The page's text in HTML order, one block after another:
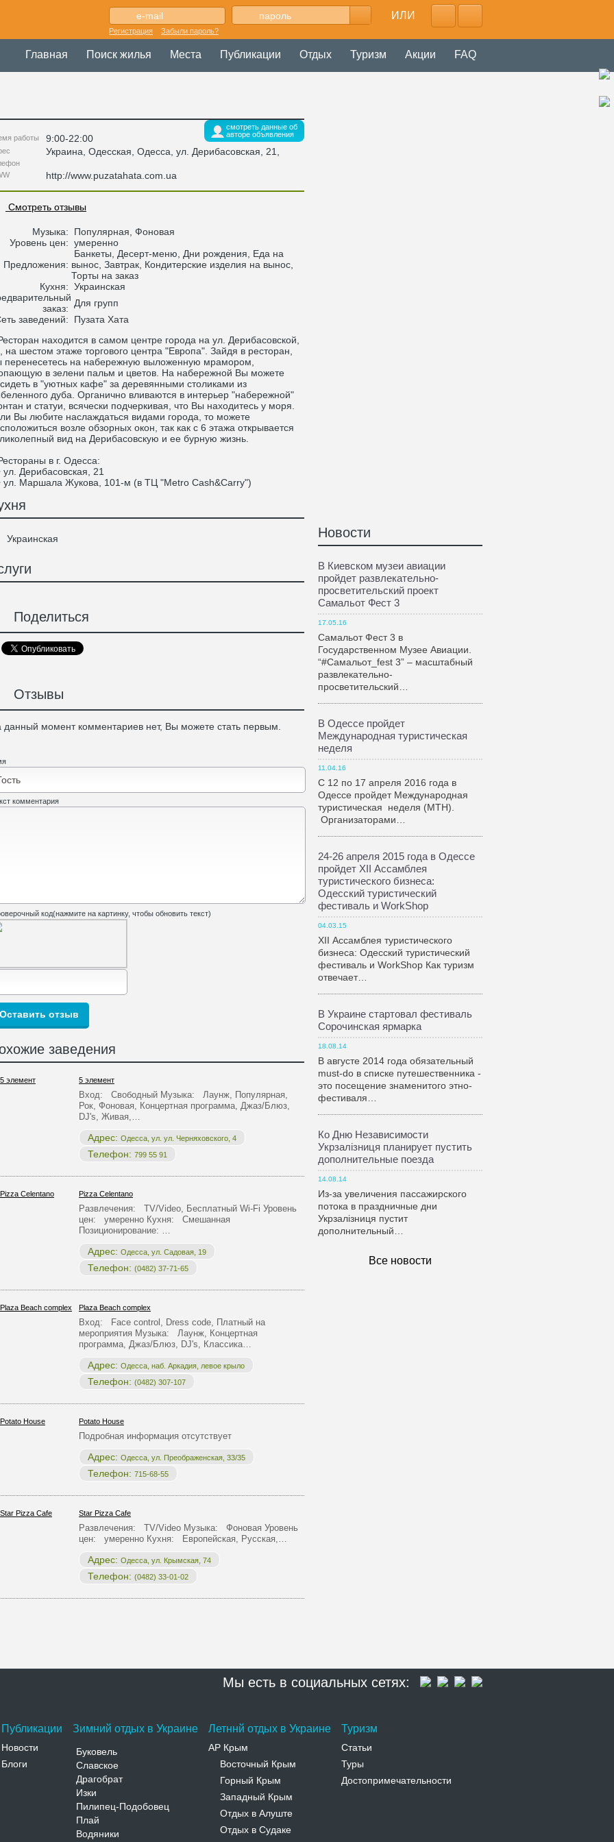
ИЛИ
Регистрация Забыли пароль?
Главная Поиск жилья Места Публикации Отдых Туризм Акции FAQ
смотреть данные об
авторе объявления
работы 9:00-22:00
Украина Одесская , Одесса, ул. Дерибасовская, 21
http://www.puzatahata.com.ua
Смотреть отзывы
Музыка:
Популярная, Фоновая
Уровень цен: умеренно
Предложения:
Банкеты, Десерт-меню, Дни рождения, Еда на
вынос, Завтрак, Кондитерские изделия на вынос,
Торты на заказ
Кухня: Украинская
заказ:
Для групп
заведений:
Пузата Хата
находится в самом центре города на ул. Дерибасовской,
на шестом этаже торгового центра "Европа". Зайдя в ресторан,
перенесетесь на набережную выложенную мрамором,
в зелени пальм и цветов. На набережной Вы можете
в "уютных кафе" за деревянными столиками из
дуба. Органично вливаются в интерьер "набережной"
и статуи, всячески подчеркивая, что Вы находитесь у моря.
Вы любите наслаждаться видами города, то можете
возле обзорных окон, так как с 6 этажа открывается
вид на Дерибасовскую и ее бурную жизнь.
в г. Одесса:
Дерибасовская, 21
Маршала Жукова, 101-м (в ТЦ "Metro Cash&Carry")
Украинская
Поделиться
Отзывы
данный момент комментариев нет, Вы можете стать первым.
комментария
код(нажмите на картинку, чтобы обновить текст)
заведения
5 элемент
Вход: Свободный Музыка: Лаунж, Популярная,
Рок, Фоновая, Концертная программа, Джаз/Блюз,
DJ's, Живая,…
Адрес: Одесса, ул. ул. Черняховского, 4
Телефон: 799 55 91
Pizza Celentano
Развлечения: TV/Video, Бесплатный Wi-Fi Уровень
цен: умеренно Кухня: Смешанная
Позиционирование: …
Адрес: Одесса, ул. Садовая, 19
Телефон: (0482) 37-71-65
Plaza Beach complex
Вход: Face control, Dress code, Платный на
мероприятия Музыка: Лаунж, Концертная
программа, Джаз/Блюз, DJ's, Классика…
Адрес: Одесса, наб. Аркадия, левое крыло
Телефон: (0482) 307-107
Potato House
Подробная информация отсутствует
Адрес: Одесса, ул. Преображенская, 33/35
Телефон: 715-68-55
Star Pizza Cafe
Развлечения: TV/Video Музыка: Фоновая Уровень
цен: умеренно Кухня: Европейская, Русская,…
Адрес: Одесса, ул. Крымская, 74
Телефон: (0482) 33-01-02
Новости
В Киевском музеи авиации
пройдет развлекательно-
просветительский проект
Самальот Фест 3
17.05.16
Самальот Фест 3 в
Государственном Музее Авиации.
“#Самальот_fest 3” – масштабный
развлекательно-
просветительский…
В Одессе пройдет
Международная туристическая
неделя
11.04.16
С 12 по 17 апреля 2016 года в
Одессе пройдет Международная
туристическая неделя (МТН).
Организаторами…
24-26 апреля 2015 года в Одессе
пройдет XII Ассамблея
туристического бизнеса:
Одесский туристический
фестиваль и WorkShop
04.03.15
XII Ассамблея туристического
бизнеса: Одесский туристический
фестиваль и WorkShop Как туризм
отвечает…
В Украине стартовал фестиваль
Сорочинская ярмарка
18.08.14
В августе 2014 года обязательный
must-do в списке путешественника -
это посещение знаменитого этно-
фестиваля…
Ко Дню Независимости
Укрзалiзниця планирует пустить
дополнительные поезда
14.08.14
Из-за увеличения пассажирского
потока в праздничные дни
Укрзалiзниця пустит
дополнительный…
Все новости
Мы есть в социальных сетях:
Публикации
Новости
Блоги
Зимний отдых в Украине
Буковель
Славское
Драгобрат
Изки
Пилипец-Подобовец
Плай
Водяники
Летннй отдых в Украине
АР Крым
Восточный Крым
Горный Крым
Западный Крым
Отдых в Алуште
Отдых в Судаке
Туризм
Статьи
Туры
Достопримечательности